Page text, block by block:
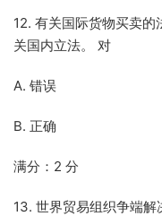
12. 有关国际货物买卖
关国内立法。 对
A. 错误
B. 正确
满分：2 分
13. 世界贸易组织争端